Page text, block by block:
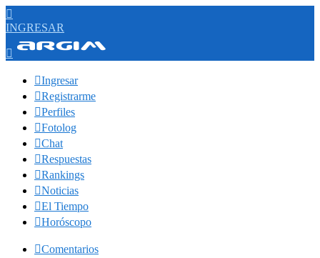

INGRESAR

Ingresar
Registrarme
Perfiles
Fotolog
Chat
Respuestas
Rankings
Noticias
El Tiempo
Horóscopo
Comentarios